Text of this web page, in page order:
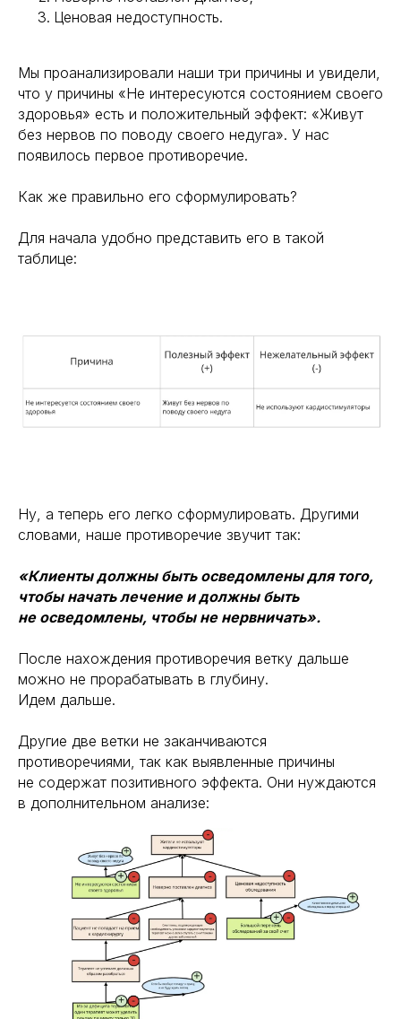
Ценовая недоступность.
Мы проанализировали наши три причины и увидели,
что у причины «Не интересуются состоянием своего
здоровья» есть и положительный эффект: «Живут
без нервов по поводу своего недуга». У нас
появилось первое противоречие.
Как же правильно его сформулировать?
Для начала удобно представить его в такой
таблице:
Ну, а теперь его легко сформулировать. Другими
словами, наше противоречие звучит так:
«Клиенты должны быть осведомлены для того,
чтобы начать лечение и должны быть
не осведомлены, чтобы не нервничать».
После нахождения противоречия ветку дальше
можно не прорабатывать в глубину.
Идем дальше.
Другие две ветки не заканчиваются
противоречиями, так как выявленные причины
не содержат позитивного эффекта. Они нуждаются
в дополнительном анализе: